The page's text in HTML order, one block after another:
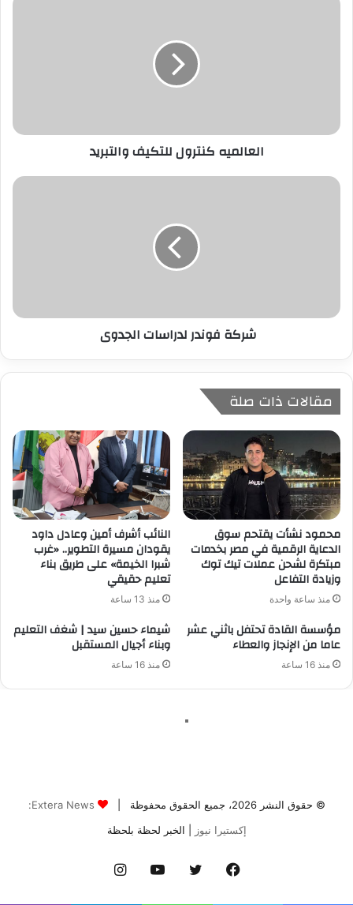
© حقوق النشر 2026، جميع الحقوق محفوظة |
Extera News:
إكستيرا نيوز
| الخبر لحظة بلحظة
فيسبوك تويتر يوتيوب